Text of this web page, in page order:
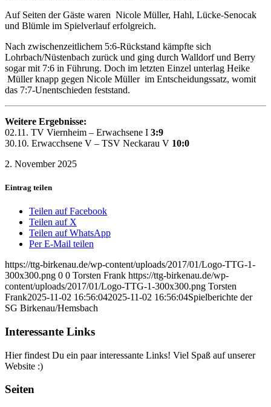
Auf Seiten der Gäste waren Nicole Müller, Hahl, Lücke-Senocak
und Blümle im Spielverlauf erfolgreich.
Nach zwischenzeitlichem 5:6-Rückstand kämpfte sich
Lohrbach/Nüstenbach zurück und ging durch Walldorf und Berry
sogar mit 7:6 in Führung. Doch im letzten Einzel unterlag Heike
Müller knapp gegen Nicole Müller im Entscheidungssatz, womit
das 7:7-Unentschieden feststand.
Weitere Ergebnisse:
02.11. TV Viernheim – Erwachsene I 3:9
30.10. Erwacchsene V – TSV Neckarau V 10:0
2. November 2025
Eintrag teilen
Teilen auf Facebook
Teilen auf X
Teilen auf WhatsApp
Per E-Mail teilen
https://ttg-birkenau.de/wp-content/uploads/2017/01/Logo-TTG-1-
300x300.png 0 0 Torsten Frank https://ttg-birkenau.de/wp-
content/uploads/2017/01/Logo-TTG-1-300x300.png Torsten
Frank2025-11-02 16:56:042025-11-02 16:56:04Spielberichte der
SG Birkenau/Hemsbach
Interessante Links
Hier findest Du ein paar interessante Links! Viel Spaß auf unserer
Website :)
Seiten